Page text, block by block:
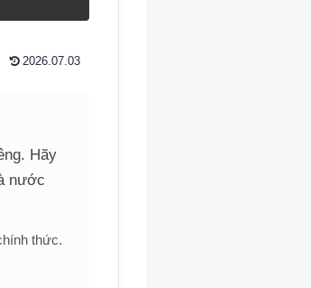
2026.07.03
Hãy
nước
thức.